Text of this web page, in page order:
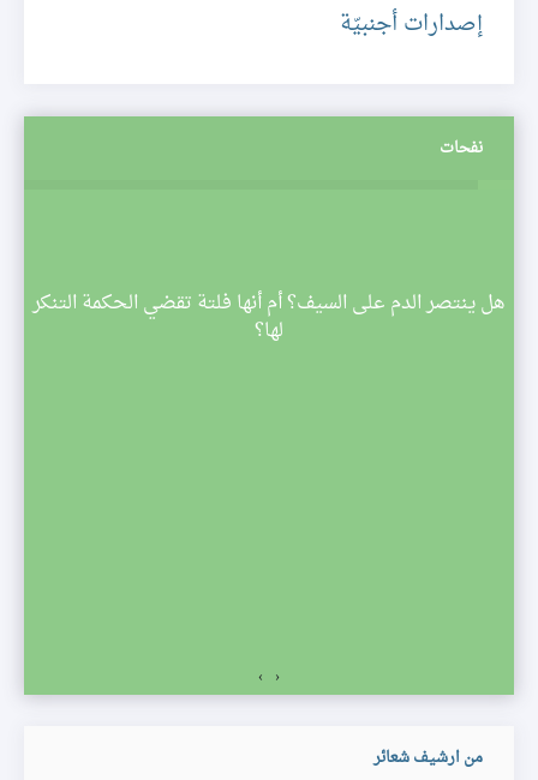
إصدارات أجنبيّة
نفحات
هل ينتصر الدم على السيف؟ أم أنها فلتة تقضي الحكمة التنكر
لها؟
‹
›
من ارشيف شعائر